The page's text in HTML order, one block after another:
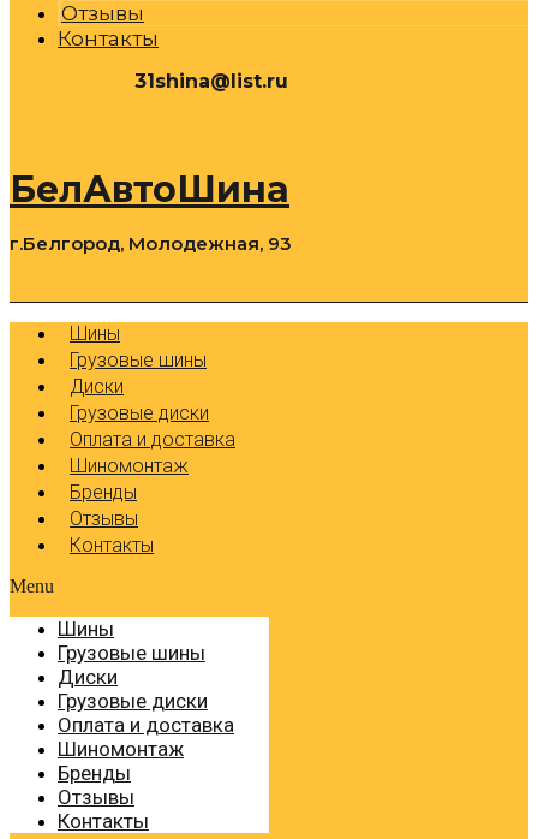
Отзывы
Контакты
31shina@list.ru
БелАвтоШина
г.Белгород, Молодежная, 93
Шины
Грузовые шины
Диски
Грузовые диски
Оплата и доставка
Шиномонтаж
Бренды
Отзывы
Контакты
Menu
Шины
Грузовые шины
Диски
Грузовые диски
Оплата и доставка
Шиномонтаж
Бренды
Отзывы
Контакты